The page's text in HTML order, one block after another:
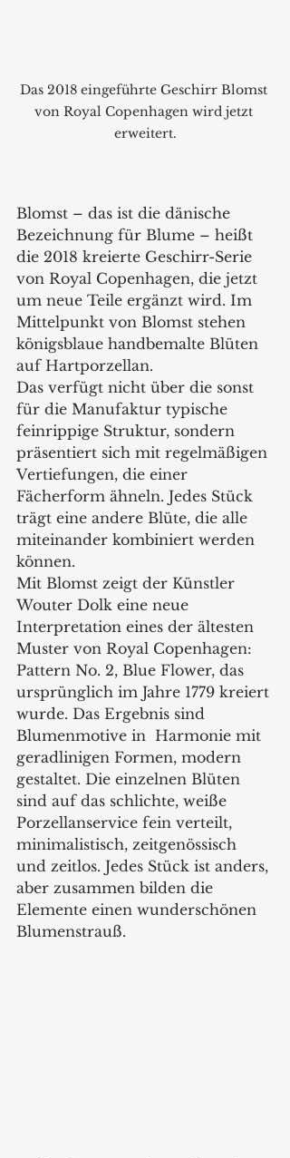
Das 2018 eingeführte Geschirr Blomst
von Royal Copenhagen wird jetzt
erweitert.
Blomst – das ist die dänische
Bezeichnung für Blume – heißt
die 2018 kreierte Geschirr-Serie
von Royal Copenhagen, die jetzt
um neue Teile ergänzt wird. Im
Mittelpunkt von Blomst stehen
königsblaue handbemalte Blüten
auf Hartporzellan.
Das verfügt nicht über die sonst
für die Manufaktur typische
feinrippige Struktur, sondern
präsentiert sich mit regelmäßigen
Vertiefungen, die einer
Fächerform ähneln. Jedes Stück
trägt eine andere Blüte, die alle
miteinander kombiniert werden
können.
Mit Blomst zeigt der Künstler
Wouter Dolk eine neue
Interpretation eines der ältesten
Muster von Royal Copenhagen:
Pattern No. 2, Blue Flower, das
ursprünglich im Jahre 1779 kreiert
wurde. Das Ergebnis sind
Blumenmotive in  Harmonie mit
geradlinigen Formen, modern
gestaltet. Die einzelnen Blüten
sind auf das schlichte, weiße
Porzellanservice fein verteilt,
minimalistisch, zeitgenössisch
und zeitlos. Jedes Stück ist anders,
aber zusammen bilden die
Elemente einen wunderschönen
Blumenstrauß.